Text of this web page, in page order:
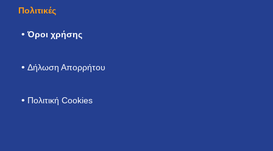
Πολιτικές
Όροι χρήσης
Δήλωση Απορρήτου
Πολιτική Cookies